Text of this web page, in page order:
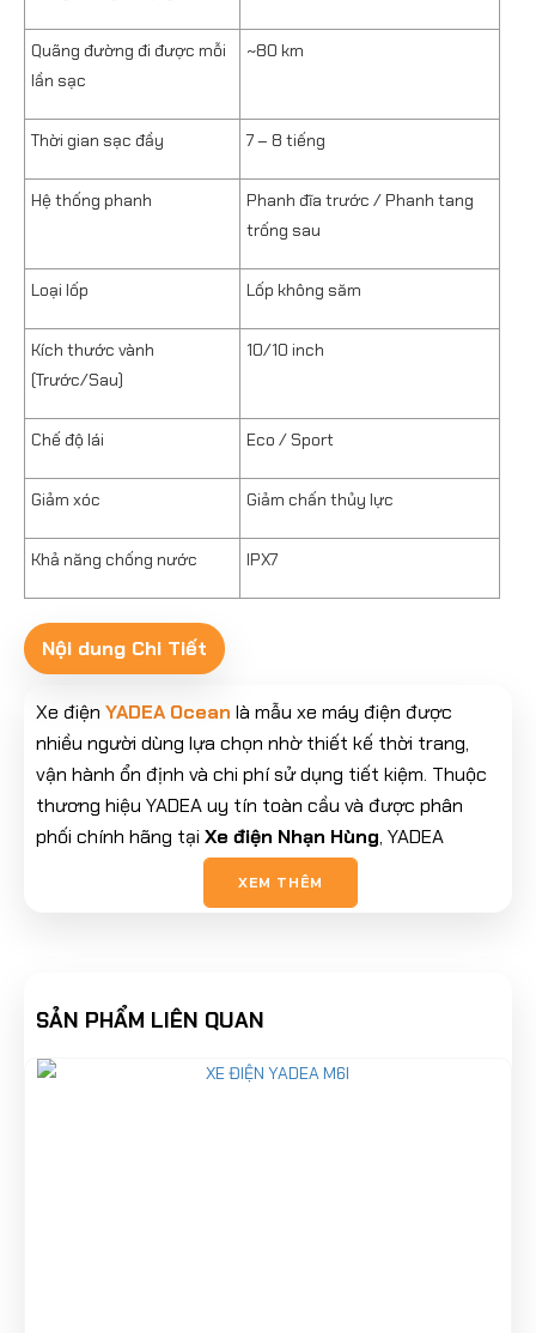
Quãng đường đi được mỗi
lần sạc
~80 km
Thời gian sạc đầy 7 – 8 tiếng
Hệ thống phanh
Phanh đĩa trước / Phanh tang
trống sau
Loại lốp Lốp không săm
Kích thước vành
(Trước/Sau)
10/10 inch
Chế độ lái Eco / Sport
Giảm xóc Giảm chấn thủy lực
Khả năng chống nước IPX7
Nội dung Chi Tiết
Xe điện YADEA Ocean là mẫu xe máy điện được
nhiều người dùng lựa chọn nhờ thiết kế thời trang,
vận hành ổn định và chi phí sử dụng tiết kiệm. Thuộc
thương hiệu YADEA uy tín toàn cầu và được phân
phối chính hãng tại Xe điện Nhạn Hùng, YADEA
Ocean đáp ứng tốt nhu cầu di chuyển hằng ngày
trong đô thị, từ đi học, đi làm đến sinh hoạt cá nhân.
1. Những điểm nhấn công nghệ nổi bật
của xe điện YADEA Ocean
XEM THÊM
SẢN PHẨM LIÊN QUAN